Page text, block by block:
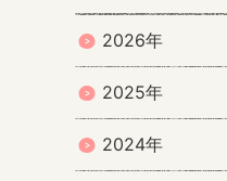
2026年
2025年
2024年